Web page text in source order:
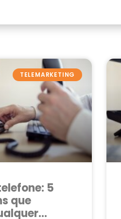
TELEMARKETING
5
que